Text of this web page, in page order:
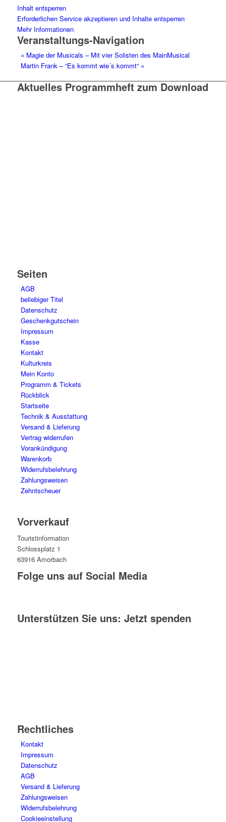
Inhalt entsperren
Erforderlichen Service akzeptieren und Inhalte entsperren
Mehr Informationen
Veranstaltungs-Navigation
« Magie der Musicals – Mit vier Solisten des MainMusical
Martin Frank – “Es kommt wie´s kommt“ »
Aktuelles Programmheft zum Download
Seiten
AGB
beliebiger Titel
Datenschutz
Geschenkgutschein
Impressum
Kasse
Kontakt
Kulturkreis
Mein Konto
Programm & Tickets
Rückblick
Startseite
Technik & Ausstattung
Versand & Lieferung
Vertrag widerrufen
Vorankündigung
Warenkorb
Widerrufsbelehrung
Zahlungsweisen
Zehntscheuer
Vorverkauf
Touristinformation
Schlossplatz 1
63916 Amorbach
Folge uns auf Social Media
Unterstützen Sie uns: Jetzt spenden
Rechtliches
Kontakt
Impressum
Datenschutz
AGB
Versand & Lieferung
Zahlungsweisen
Widerrufsbelehrung
Cookieeinstellung